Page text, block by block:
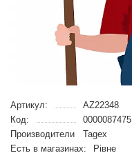
Артикул:
AZ22348
Код:
0000087475
Производители
Tagex
Есть в магазинах:
Рівне